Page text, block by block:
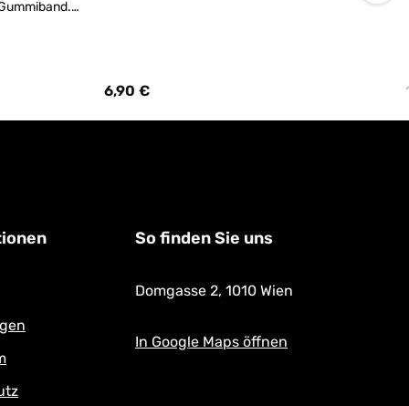
Regulärer Preis:
6,90 €
So finden Sie uns
Domgasse 2, 1010 Wien
In Google Maps öffnen